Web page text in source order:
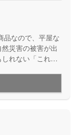
災害の被害が出
れない「これか